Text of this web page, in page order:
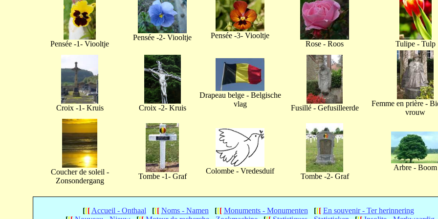
Pensée -1- Viooltje
Pensée -2- Viooltje
Pensée -3- Viooltje
Rose - Roos
Tulipe - Tulp
Croix -1- Kruis Croix -2- Kruis
Drapeau belge - Belgische
vlag
Fusillé - Gefusilleerde
Femme en prière -
vrouw
Coucher de soleil -
Zonsondergang
Tombe -1- Graf
Colombe - Vredesduif
Tombe -2- Graf
Arbre - Boom
[[[ Accueil - Onthaal [[[ Noms - Namen [[[ Monuments - Monumenten [[[ En souvenir - Ter herinnering